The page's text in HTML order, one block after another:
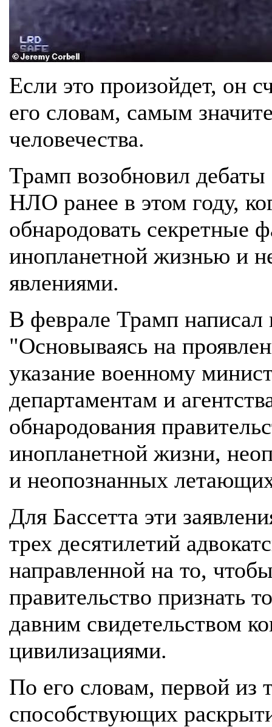
Если это произойдет, он
его словам, самым
человечества.
Трамп возобновил
НЛО ранее в этом году,
обнародовать секретные
инопланетной жизнью и
явлениями.
В феврале Трамп написал
"Основываясь на
указание военному
департаментам и
обнародования
инопланетной жизни,
и неопознанных
Для Бассетта эти
трех десятилетий
направленной на то,
правительство признать
давним свидетельством
цивилизациями.
По его словам, первой из
способствующих